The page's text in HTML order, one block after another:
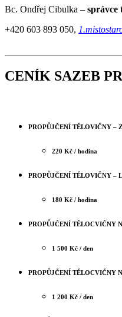
Bc. Ondřej Cibulka – správce
+420 603 893 050,
CENÍK SAZEB
PROPŮJČENÍ TĚLOVIČNY –
220 Kč / hodina
PROPŮJČENÍ TĚLOVIČNY –
180 Kč / hodina
PROPŮJČENÍ TĚLOCVIČNY
1 500 Kč / den
PROPŮJČENÍ TĚLOCVIČNY
1 200